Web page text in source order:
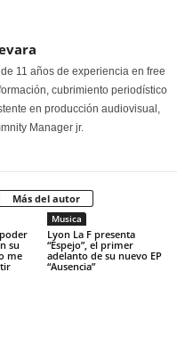
11 años de experiencia en free
cubrimiento periodístico
en producción audiovisual,
Manager jr.
Más del autor
su
me
Musica
Lyon La F presenta
“Espejo”, el primer
adelanto de su nuevo EP
“Ausencia”